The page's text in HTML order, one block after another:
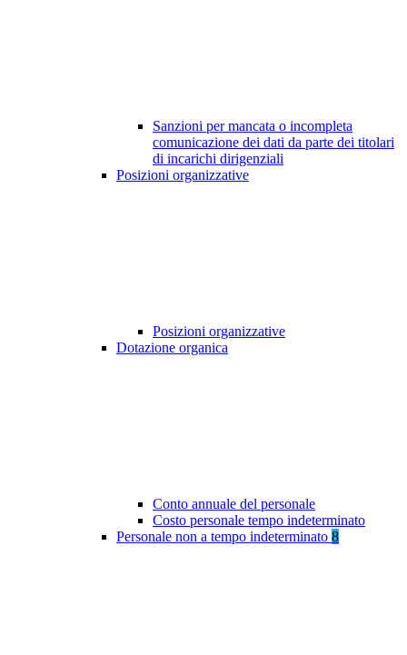
Sanzioni per mancata o incompleta
comunicazione dei dati da parte dei titolari
di incarichi dirigenziali
Posizioni organizzative
Posizioni organizzative
Dotazione organica
Conto annuale del personale
Costo personale tempo indeterminato
Personale non a tempo indeterminato 8